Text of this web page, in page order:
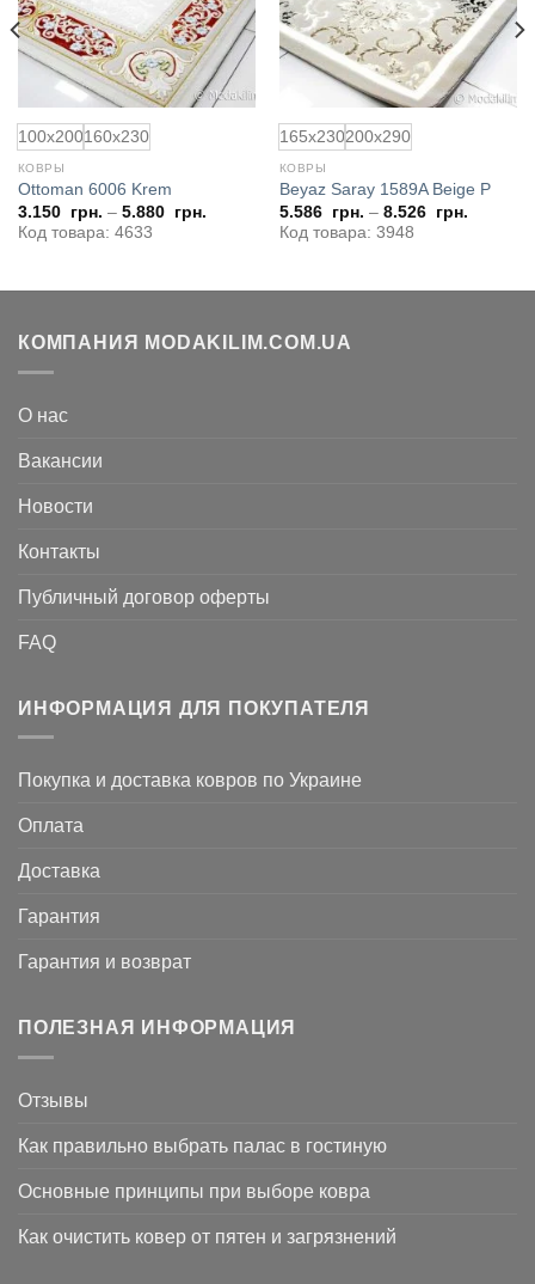
100x200160x230
КОВРЫ
Ottoman 6006 Krem
3.150 грн. – 5.880 грн.
Код товара: 4633
165x230200x290
КОВРЫ
Beyaz Saray 1589A Beige P
5.586 грн. – 8.526 грн.
Код товара: 3948
КОМПАНИЯ MODAKILIM.COM.UA
О нас
Вакансии
Новости
Контакты
Публичный договор оферты
FAQ
ИНФОРМАЦИЯ ДЛЯ ПОКУПАТЕЛЯ
Покупка и доставка ковров по Украине
Оплата
Доставка
Гарантия
Гарантия и возврат
ПОЛЕЗНАЯ ИНФОРМАЦИЯ
Отзывы
Как правильно выбрать палас в гостиную
Основные принципы при выборе ковра
Как очистить ковер от пятен и загрязнений